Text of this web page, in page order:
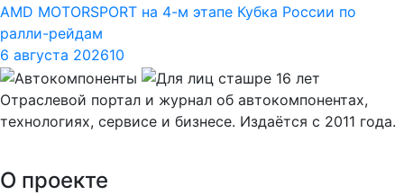
AMD MOTORSPORT на 4-м этапе Кубка России по
ралли-рейдам
6 августа 202610
Отраслевой портал и журнал об автокомпонентах,
технологиях, сервисе и бизнесе. Издаётся с 2011 года.
О проекте